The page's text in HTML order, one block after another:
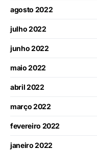
agosto 2022
julho 2022
junho 2022
maio 2022
abril 2022
março 2022
fevereiro 2022
janeiro 2022